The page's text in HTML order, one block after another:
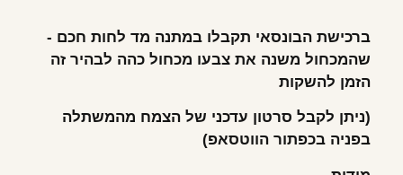
ברכישת הבונסאי תקבלו במתנה מד לחות חכם -
שהמכחול משנה את צבעו מכחול כהה לבהיר זה
הזמן להשקות
(ניתן לקבל סרטון עדכני של הצמח מהמשתלה
בפניה בכפתור הווטסאפ)